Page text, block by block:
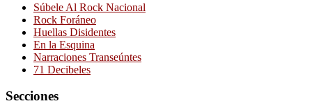
Súbele Al Rock Nacional
Rock Foráneo
Huellas Disidentes
En la Esquina
Narraciones Transeúntes
71 Decibeles
Secciones